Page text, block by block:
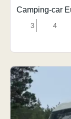
Camping-car
3 4